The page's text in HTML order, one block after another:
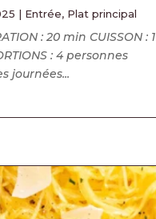
| Entrée, Plat principal
: 20 min CUISSON : 1
: 4 personnes
journées...